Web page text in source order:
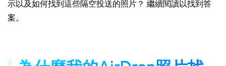
示以及如何找到這些隔空投送的照片？ 繼續閱讀以找到答
案。